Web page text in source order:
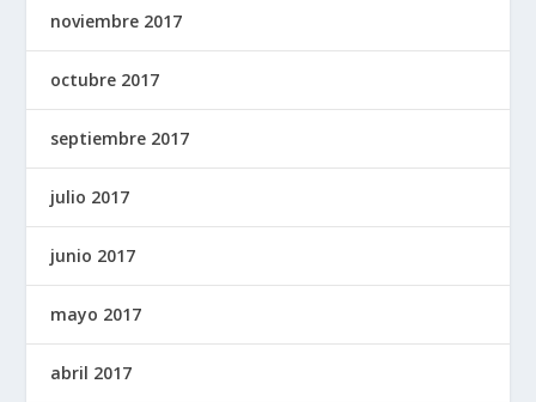
noviembre 2017
octubre 2017
septiembre 2017
julio 2017
junio 2017
mayo 2017
abril 2017